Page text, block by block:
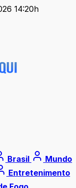
14:20h
Brasil
Mundo
Entretenimento